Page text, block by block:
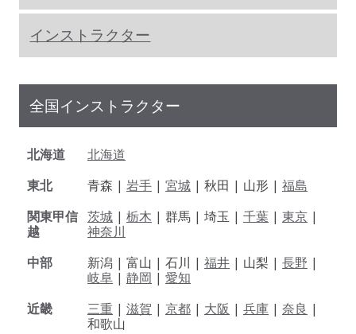
インストラクター
全国インストラクター
北海道
北海道
東北
青森 | 岩手 | 宮城 | 秋田 | 山形 | 福島
関東甲信
越
茨城 | 栃木 | 群馬 | 埼玉 | 千葉 | 東京 |
神奈川
中部
新潟 | 富山 | 石川 | 福井 | 山梨 | 長野 |
岐阜 | 静岡 | 愛知
近畿
三重 | 滋賀 | 京都 | 大阪 | 兵庫 | 奈良 |
和歌山